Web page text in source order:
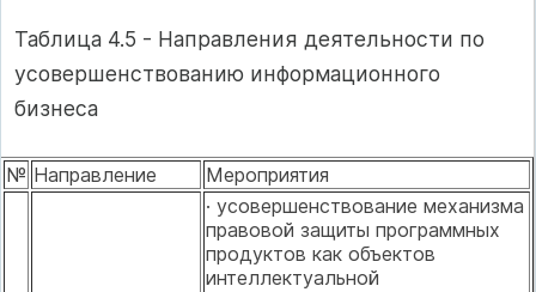
Таблица 4.5 - Направления деятельности по
усовершенствованию информационного
бизнеса
№ Направление Мероприятия
· усовершенствование механизма
правовой защиты программных
продуктов как объектов
интеллектуальной